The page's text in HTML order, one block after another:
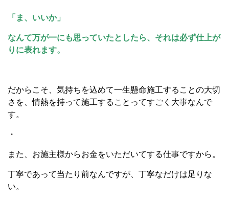
「ま、いいか」
なんて万が一にも思っていたとしたら、それは必ず仕上が
りに表れます。
だからこそ、気持ちを込めて一生懸命施工することの大切
さを、情熱を持って施工することってすごく大事なんで
す。
・
また、お施主様からお金をいただいてする仕事ですから。
丁寧であって当たり前なんですが、丁寧なだけは足りな
い。